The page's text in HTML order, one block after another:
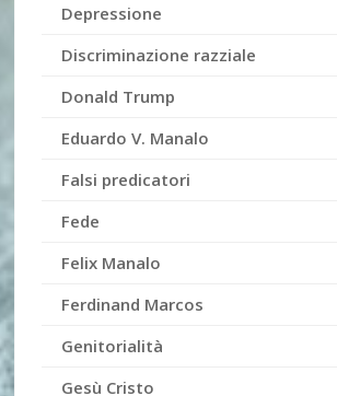
Depressione
Discriminazione razziale
Donald Trump
Eduardo V. Manalo
Falsi predicatori
Fede
Felix Manalo
Ferdinand Marcos
Genitorialità
Gesù Cristo